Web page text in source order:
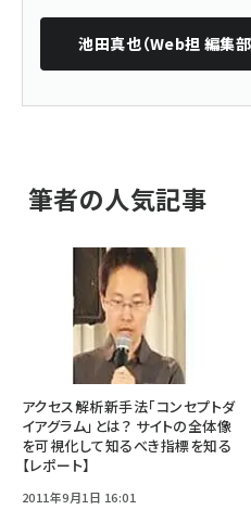
池田真也（Web担 編集部
筆者の人気記事
アクセス解析新手法「コンセプトダ
イアグラム」とは？ サイトの全体像
を可視化して知るべき指標を知る
【レポート】
2011年9月1日 16:01